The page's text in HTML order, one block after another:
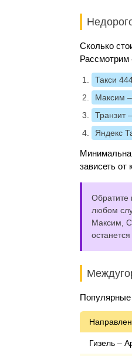
Сколько
Рассмотрим
Такси
Максим
Транзит–
Яндекс
зависеть от
Обратите
любом
Максим,
Популярные
Гизель –